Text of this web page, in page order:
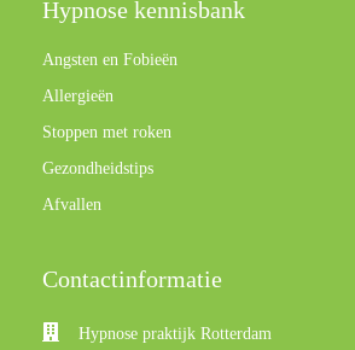
Hypnose kennisbank
Angsten en Fobieën
Allergieën
Stoppen met roken
Gezondheidstips
Afvallen
Contactinformatie
Hypnose praktijk Rotterdam